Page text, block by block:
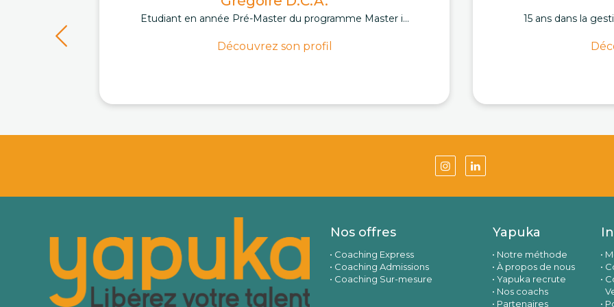
Etudiant en année Pré-Master du programme Master i...
Découvrez son profil
15 ans dans la
Nos offres
Coaching Express
Coaching Admissions
Coaching Sur-mesure
Yapuka
Notre méthode
À propos de nous
Yapuka recrute
Nos coachs
Partenaires